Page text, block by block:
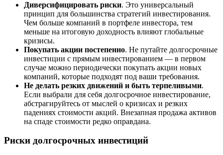
Диверсифицировать риски. Это универсальный
принцип для большинства стратегий инвестирования.
Чем больше компаний в портфеле инвестора, тем
меньше на итоговую доходность влияют глобальные
кризисы.
Покупать акции постепенно. Не путайте долгосрочные
инвестиции с прямым инвестированием — в первом
случае можно периодически покупать акции новых
компаний, которые подходят под ваши требования.
Не делать резких движений и быть терпеливыми.
Если выбрали для себя долгосрочное инвестирование,
абстрагируйтесь от мыслей о кризисах и резких
падениях стоимости акций. Внезапная продажа активов
на спаде стоимости редко оправдана.
Риски долгосрочных инвестиций